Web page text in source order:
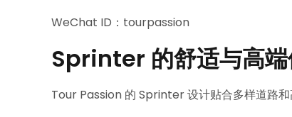
WeChat ID：tourpassion
Sprinter 的舒适与高
Tour Passion 的 Sprinter 设计贴合多样道路和